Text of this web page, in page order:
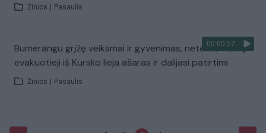
Žinios Pasaulis
00:00:57
Bumerangu grįžę veiksmai ir gyvenimas, netekus namų:
evakuotieji iš Kursko lieja ašaras ir dalijasi patirtimi
Žinios Pasaulis